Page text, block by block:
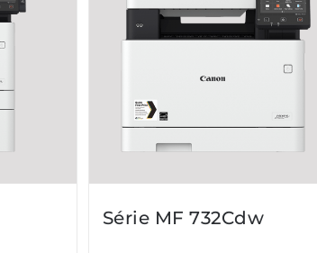
Série MF 732Cdw